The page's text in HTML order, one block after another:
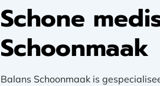
Schone
Schoonmaak
Balans Schoonmaak is